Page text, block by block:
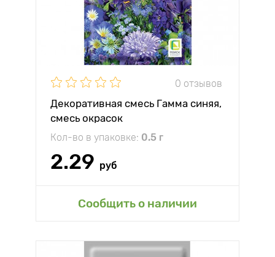
0 отзывов
Декоративная смесь Гамма синяя,
смесь окрасок
Кол-во в упаковке: 0.5 г
2.29 руб
Сообщить о наличии